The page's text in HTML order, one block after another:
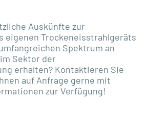
Auskünfte zur
eigenen Trockeneisstrahlgeräts
Spektrum an
Sektor der
erhalten? Kontaktieren Sie
auf Anfrage gerne mit
zur Verfügung!